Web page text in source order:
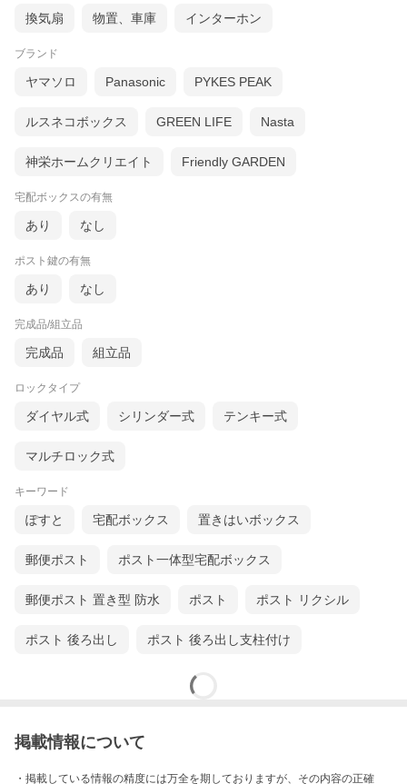
換気扇 物置、車庫 インターホン
ブランド
ヤマソロ Panasonic PYKES PEAK
ルスネコボックス GREEN LIFE Nasta
神栄ホームクリエイト Friendly GARDEN
宅配ボックスの有無
あり なし
ポスト鍵の有無
あり なし
完成品/組立品
完成品 組立品
ロックタイプ
ダイヤル式 シリンダー式 テンキー式
マルチロック式
キーワード
ぽすと 宅配ボックス 置きはいボックス
郵便ポスト ポスト一体型宅配ボックス
郵便ポスト 置き型 防水 ポスト ポスト リクシル
ポスト 後ろ出し ポスト 後ろ出し支柱付け
掲載情報について
・掲載している情報の精度には万全を期しておりますが、その内容の正確